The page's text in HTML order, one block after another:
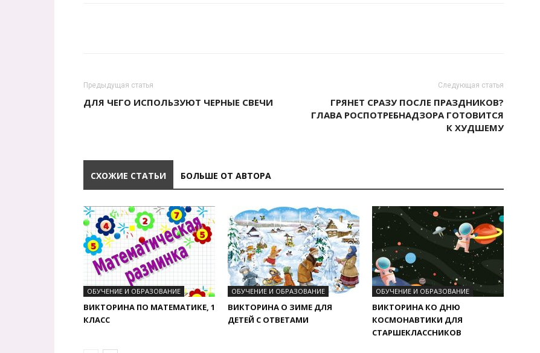
Предыдущая статья
ДЛЯ ЧЕГО ИСПОЛЬЗУЮТ ЧЕРНЫЕ СВЕЧИ
Следующая статья
ГРЯНЕТ СРАЗУ ПОСЛЕ ПРАЗДНИКОВ?
ГЛАВА РОСПОТРЕБНАДЗОРА ГОТОВИТСЯ
К ХУДШЕМУ
СХОЖИЕ СТАТЬИ БОЛЬШЕ ОТ АВТОРА
ОБУЧЕНИЕ И ОБРАЗОВАНИЕ
ВИКТОРИНА ПО МАТЕМАТИКЕ, 1
КЛАСС
ОБУЧЕНИЕ И ОБРАЗОВАНИЕ
ВИКТОРИНА О ЗИМЕ ДЛЯ
ДЕТЕЙ С ОТВЕТАМИ
ОБУЧЕНИЕ И ОБРАЗОВАНИЕ
ВИКТОРИНА КО ДНЮ
КОСМОНАВТИКИ ДЛЯ
СТАРШЕКЛАССНИКОВ